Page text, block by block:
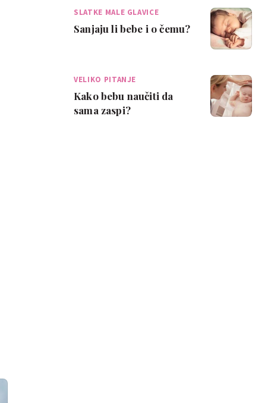
SLATKE MALE GLAVICE
Sanjaju li bebe i o čemu?
VELIKO PITANJE
Kako bebu naučiti da
sama zaspi?